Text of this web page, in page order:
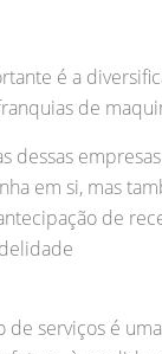
é a
de
dessas
em si, mas
de
de serviços é